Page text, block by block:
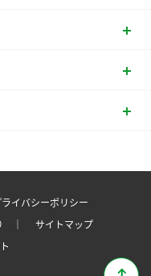
ライバシーポリシー
｜
サイトマップ